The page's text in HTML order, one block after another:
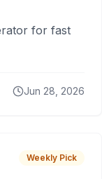
for fast
Jun 28, 2026
Weekly Pick